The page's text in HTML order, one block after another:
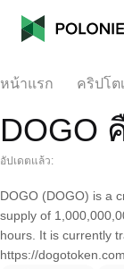
หน้าแรก คริปโต
DOGO
อัปเดตแล้ว:
DOGO (DOGO) is a
supply of
hours. It is currently
https://